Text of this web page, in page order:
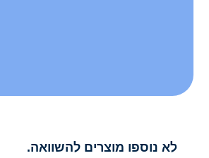
לא נוספו מוצרים להשוואה.